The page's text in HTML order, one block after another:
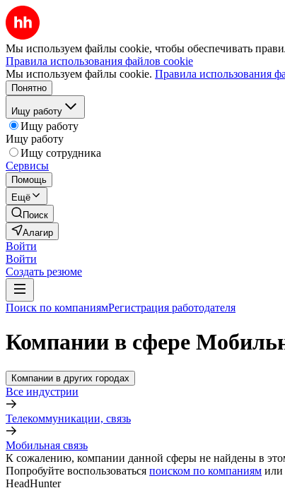
Мы используем файлы cookie, чтобы обеспечивать
Правила использования файлов cookie
Мы используем файлы cookie. Правила использования
Понятно
Ищу работу
Ищу работу
Ищу работу
Ищу сотрудника
Сервисы
Помощь
Ещё
Поиск
Алагир
Войти
Войти
Создать резюме
Поиск по компаниямРегистрация работодателя
Компании в сфере
Компании в других городах
Все индустрии
Телекоммуникации, связь
Мобильная связь
К сожалению, компании данной сферы не найдены в
Попробуйте воспользоваться поиском по компаниям или
HeadHunter